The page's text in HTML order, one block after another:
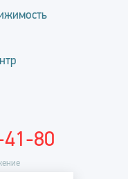
41-80